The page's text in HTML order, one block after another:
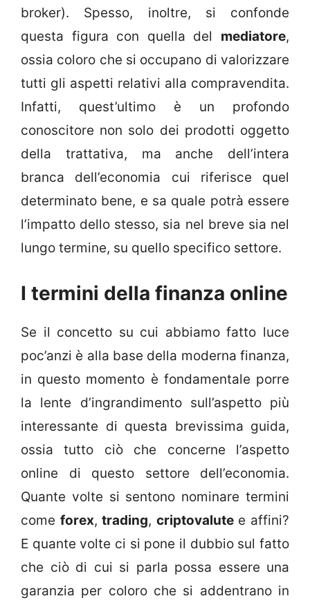
broker). Spesso, inoltre, si confonde
questa figura con quella del mediatore,
ossia coloro che si occupano di valorizzare
tutti gli aspetti relativi alla compravendita.
Infatti, quest’ultimo è un profondo
conoscitore non solo dei prodotti oggetto
della trattativa, ma anche dell’intera
branca dell’economia cui riferisce quel
determinato bene, e sa quale potrà essere
l’impatto dello stesso, sia nel breve sia nel
lungo termine, su quello specifico settore.
I termini della finanza online
Se il concetto su cui abbiamo fatto luce
poc’anzi è alla base della moderna finanza,
in questo momento è fondamentale porre
la lente d’ingrandimento sull’aspetto più
interessante di questa brevissima guida,
ossia tutto ciò che concerne l’aspetto
online di questo settore dell’economia.
Quante volte si sentono nominare termini
come forex,trading, criptovalutee affini?
E quante volte ci si pone il dubbio sul fatto
che ciò di cui si parla possa essere una
garanzia per coloro che si addentrano in